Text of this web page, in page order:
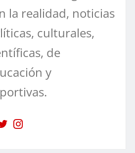
la realidad, noticias
culturales,
de
y